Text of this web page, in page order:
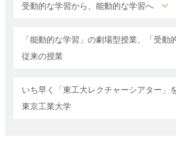
受動的な学習から、能動的な学習へ
「能動的な学習」の劇場型授業、「受動
従来の授業
いち早く「東工大レクチャーシアター」
東京工業大学